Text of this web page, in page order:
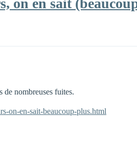
on en sait
de nombreuses fuites.
on-en-sait-beaucoup-plus.html